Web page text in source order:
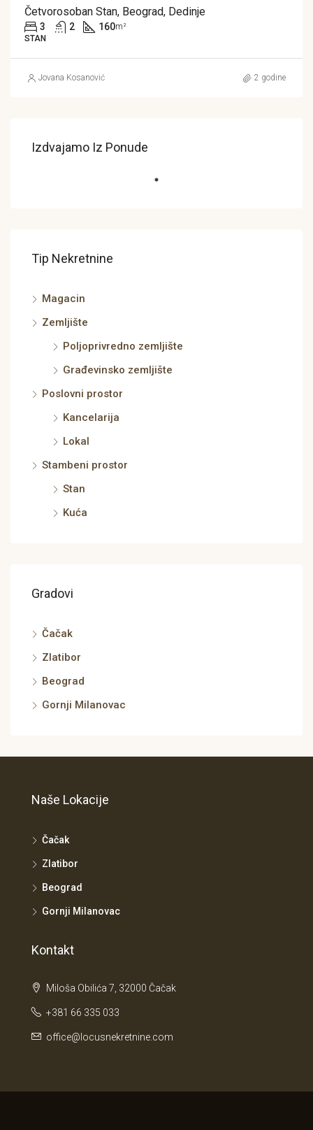
Četvorosoban Stan, Beograd, Dedinje
3 2 160m²
STAN
Jovana Kosanović 2 godine
Izdvajamo Iz Ponude
Tip Nekretnine
Magacin
Zemljište
Poljoprivredno zemljište
Građevinsko zemljište
Poslovni prostor
Kancelarija
Lokal
Stambeni prostor
Stan
Kuća
Gradovi
Čačak
Zlatibor
Beograd
Gornji Milanovac
Naše Lokacije
Čačak
Zlatibor
Beograd
Gornji Milanovac
Kontakt
Miloša Obilića 7, 32000 Čačak
+381 66 335 033
office@locusnekretnine.com